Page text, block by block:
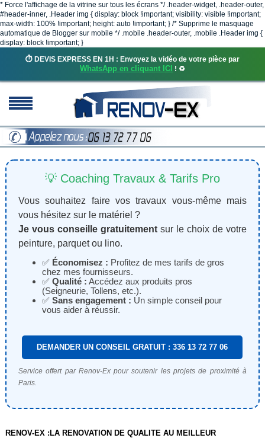
* Force l'affichage de la vitrine sur tous les écrans */ .header-widget, .header-outer,
#header-inner, .Header img { display: block !important; visibility: visible !important;
max-width: 100% !important; height: auto !important; } /* Supprime le masquage
automatique de Blogger sur mobile */ .mobile .header-outer, .mobile .Header img {
display: block !important; }
⏱️ DEVIS EXPRESS EN 1H : Envoyez la vidéo de votre pièce par
WhatsApp en cliquant ICI ! ♻️
💡 Coaching Travaux & Tarifs Pro
Vous souhaitez faire vos travaux vous-même mais
vous hésitez sur le matériel ?
Je vous conseille gratuitementsur le choix de votre
peinture, parquet ou lino.
✅ Économisez : Profitez de mes tarifs de gros
chez mes fournisseurs.
✅ Qualité : Accédez aux produits pros
(Seigneurie, Tollens, etc.).
✅ Sans engagement : Un simple conseil pour
vous aider à réussir.
DEMANDER UN CONSEIL GRATUIT : 336 13 72 77 06
Service offert par Renov-Ex pour soutenir les projets de proximité à
Paris.
RENOV-EX :LA RENOVATION DE QUALITE AU MEILLEUR